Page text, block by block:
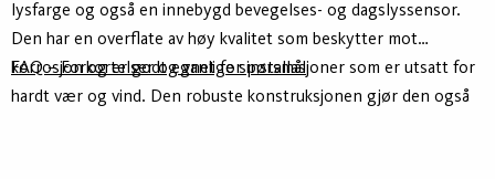
lysfarge og også en innebygd bevegelses- og dagslyssensor.
Den har en overflate av høy kvalitet som beskytter mot
korrosjon og er godt egnet for installasjoner som er utsatt for
hardt vær og vind. Den robuste konstruksjonen gjør den også
FAQ – Forkortelser og vanlige spørsmål